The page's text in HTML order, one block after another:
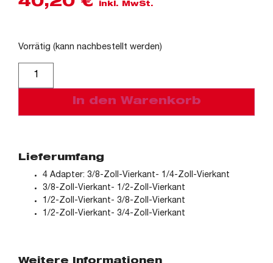
inkl. MwSt.
Vorrätig (kann nachbestellt werden)
In den Warenkorb
Lieferumfang
4 Adapter: 3/8-Zoll-Vierkant- 1/4-Zoll-Vierkant
3/8-Zoll-Vierkant- 1/2-Zoll-Vierkant
1/2-Zoll-Vierkant- 3/8-Zoll-Vierkant
1/2-Zoll-Vierkant- 3/4-Zoll-Vierkant